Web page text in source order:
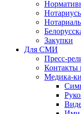
Закупки
Для СМИ
Пресс-
Контакты
Медика-